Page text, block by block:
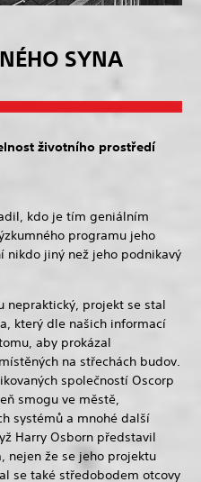
SYNA
životního prostředí
kdo je tím geniálním
programu jeho
nikdo jiný než jeho podnikavý
nepraktický, projekt se stal
který dle našich informací
aby prokázal
na střechách budov.
společností Oscorp
smogu ve městě,
systémů a mnohé další
Harry Osborn představil
nejen že se jeho projektu
se také středobodem otcovy